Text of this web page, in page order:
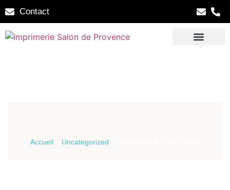
Contact
Accueil Uncategorized